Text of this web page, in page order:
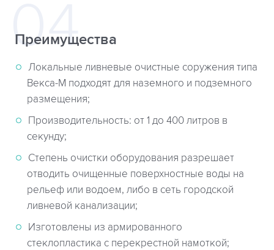
Преимущества
Локальные ливневые очистные соружения типа
Векса-М подходят для наземного и подземного
размещения;
Производительность: от 1 до 400 литров в
секунду;
Степень очистки оборудования разрешает
отводить очищенные поверхностные воды на
рельеф или водоем, либо в сеть городской
ливневой канализации;
Изготовлены из армированного
стеклопластика с перекрестной намоткой;